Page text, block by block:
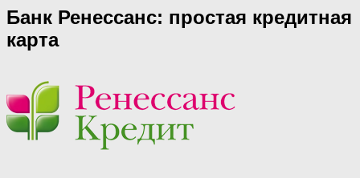
Банк Ренессанс: простая кредитная
карта